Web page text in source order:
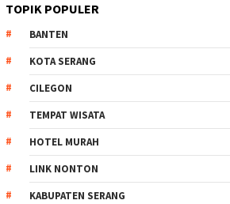
TOPIK POPULER
BANTEN
KOTA SERANG
CILEGON
TEMPAT WISATA
HOTEL MURAH
LINK NONTON
KABUPATEN SERANG